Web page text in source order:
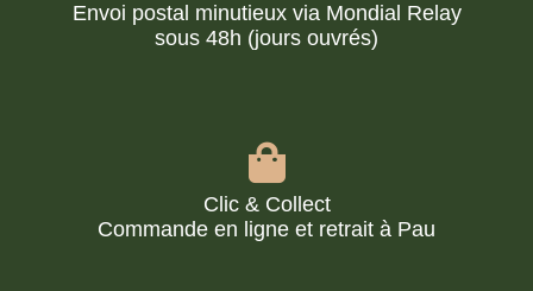
Envoi postal minutieux via Mondial Relay
sous 48h (jours ouvrés)
Clic & Collect
Commande en ligne et retrait à Pau